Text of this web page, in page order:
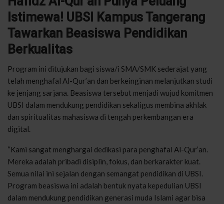
Istimewa! UBSI Kampus Tangerang
Tawarkan Beasiswa Pendidikan
Berkualitas
Program ini ditujukan bagi siswa/i SMA/SMK sederajat yang
telah menghafal Al-Qur’an dan berkeinginan melanjutkan studi
ke jenjang sarjana. Beasiswa tersebut menjadi wujud komitmen
UBSI dalam mendukung pendidikan sekaligus membina akhlak
dan spiritualitas mahasiswa di tengah perkembangan era
digital.
“Kami sangat menghargai dedikasi para penghafal Al-Qur’an.
Mereka adalah pribadi disiplin, fokus, dan berkarakter kuat.
Semua nilai ini sejalan dengan semangat pendidikan di UBSI.
Program beasiswa ini adalah bentuk nyata kepedulian UBSI
dalam mendukung pendidikan generasi muda Islami agar bisa